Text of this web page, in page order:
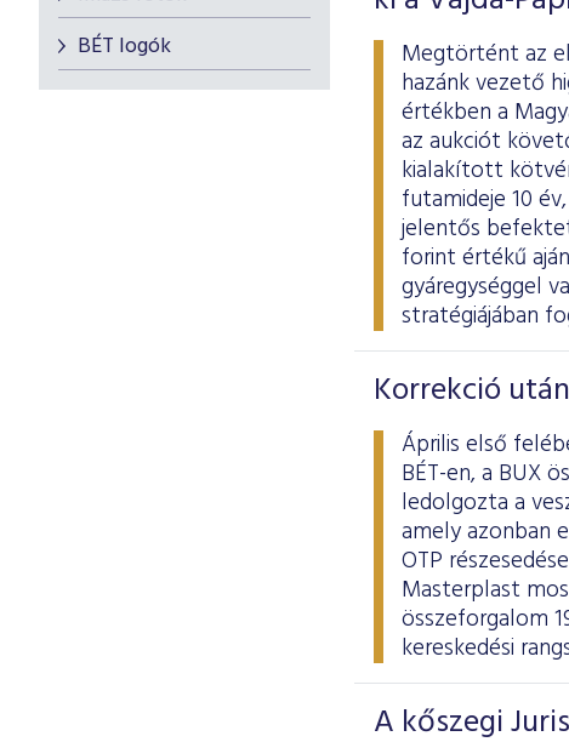
BÉT logók
Megtörtént az
hazánk vezető
értékben a
az aukciót
kialakított
futamideje 10
jelentős
forint értékű
gyáregységgel
stratégiájában
Korrekció
Április első
BÉT-en, a BUX
ledolgozta a
amely azonban
OTP
Masterplast
összeforgalom
kereskedési
A kőszegi